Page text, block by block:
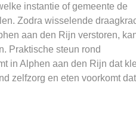
instantie of gemeente de
Zodra wisselende
aan den Rijn verstoren,
Praktische steun rond
in Alphen aan den Rijn dat
zelfzorg en eten voorkomt